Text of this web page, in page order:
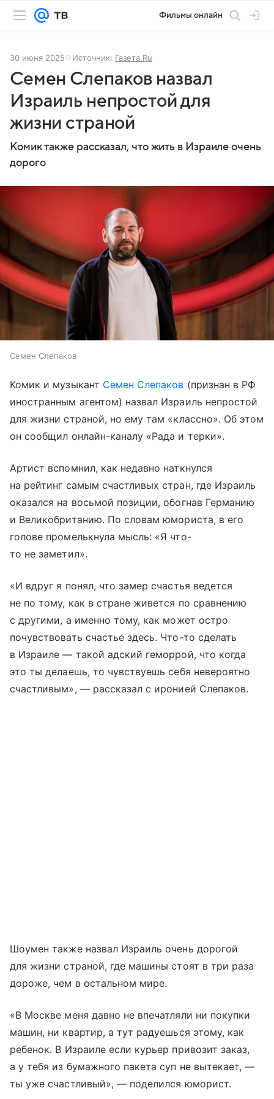
Фильмы онлайн
30 июня 2025 Источник: Газета.Ru
Семен Слепаков назвал
Израиль непростой для
жизни страной
Комик также рассказал, что жить в Израиле очень
дорого
Семен Слепаков
Комик и музыкант Семен Слепаков (признан в РФ
иностранным агентом) назвал Израиль непростой
для жизни страной, но ему там «классно». Об этом
он сообщил онлайн-каналу «Рада и терки».
Артист вспомнил, как недавно наткнулся
на рейтинг самым счастливых стран, где Израиль
оказался на восьмой позиции, обогнав Германию
и Великобританию. По словам юмориста, в его
голове промелькнула мысль: «Я что-
то не заметил».
«И вдруг я понял, что замер счастья ведется
не по тому, как в стране живется по сравнению
с другими, а именно тому, как может остро
почувствовать счастье здесь. Что-то сделать
в Израиле — такой адский геморрой, что когда
это ты делаешь, то чувствуешь себя невероятно
счастливым», — рассказал с иронией Слепаков.
Шоумен также назвал Израиль очень дорогой
для жизни страной, где машины стоят в три раза
дороже, чем в остальном мире.
«В Москве меня давно не впечатляли ни покупки
машин, ни квартир, а тут радуешься этому, как
ребенок. В Израиле если курьер привозит заказ,
а у тебя из бумажного пакета суп не вытекает, —
ты уже счастливый», — поделился юморист.